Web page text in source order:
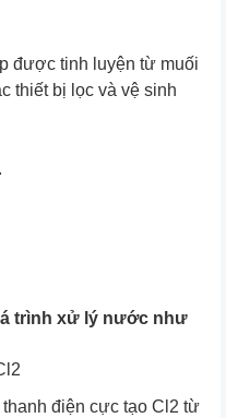
được tinh luyện từ muối
thiết bị lọc và vệ sinh
trình xử lý nước như
điện cực tạo Cl2 từ